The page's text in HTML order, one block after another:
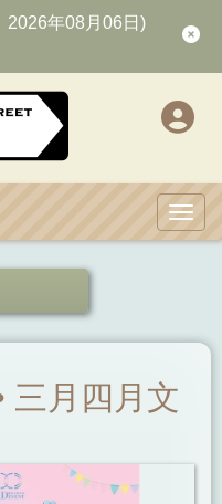
2026年08月06日)
三月四月文